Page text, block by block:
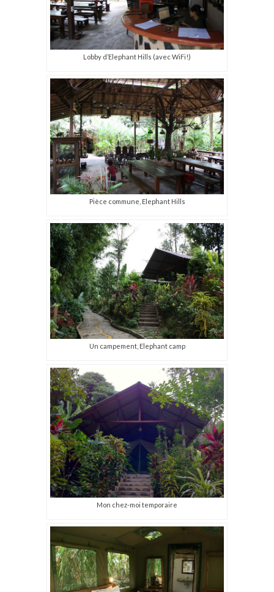
Lobby d’Elephant Hills (avec WiFi!)
Pièce commune, Elephant Hills
Un campement, Elephant camp
Mon chez-moi temporaire